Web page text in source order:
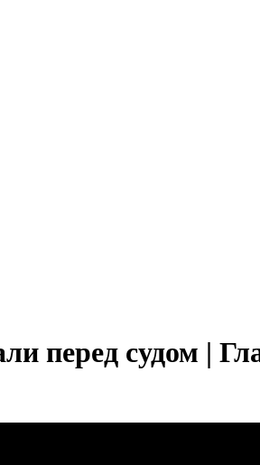
перед судом |